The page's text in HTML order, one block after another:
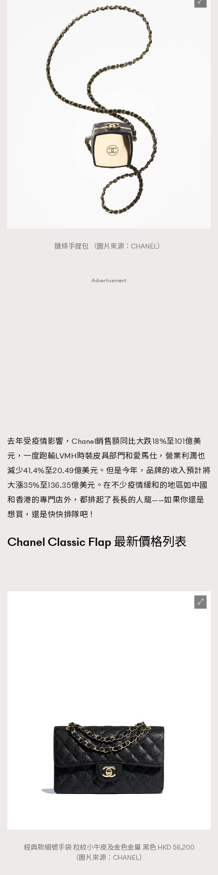
鏈條手提包 （圖片來源：CHANEL）
Advertisement
去年受疫情影響，Chanel銷售額同比大跌18%至101億美
元，一度跑輸LVMH時裝皮具部門和愛馬仕，營業利潤也
減少41.4%至20.49億美元。但是今年，品牌的收入預計將
大漲35%至136.35億美元。在不少疫情緩和的地區如中國
和香港的專門店外，都排起了長長的人龍——如果你還是
想買，還是快快排隊吧！
Chanel Classic Flap 最新價格列表
經典款細號手袋 粒紋小牛皮及金色金屬 黑色 HKD 56,200
（圖片來源：CHANEL）